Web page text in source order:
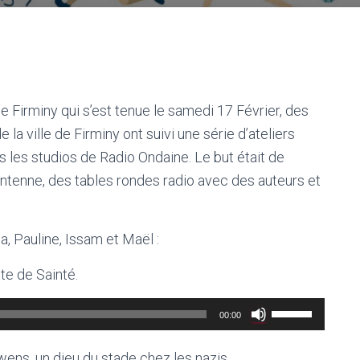
qui s’est tenue le samedi 17 Février, des
la ville de Firminy ont suivi une série d’ateliers
les studios de Radio Ondaine. Le but était de
des tables rondes radio avec des auteurs et
Pauline, Issam et Maël :
de Sainté.
00:00
Utilisez
les